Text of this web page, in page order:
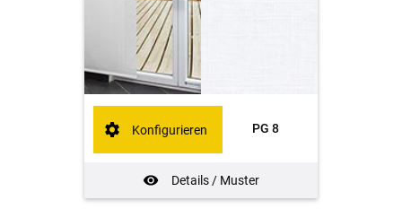
PG 8
Details / Muster
Konfigurieren